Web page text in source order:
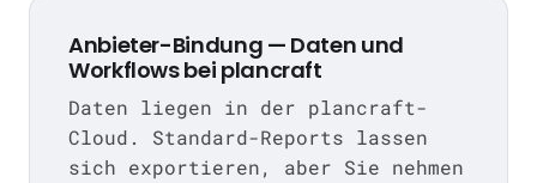
Anbieter-Bindung — Daten und
Workflows bei plancraft
Daten liegen in der plancraft-
Cloud. Standard-Reports lassen
sich exportieren, aber Sie nehmen